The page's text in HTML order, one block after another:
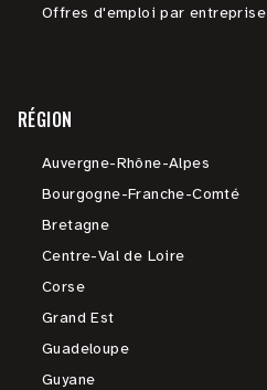
Offres d'emploi par entreprise
RÉGION
Auvergne-Rhône-Alpes
Bourgogne-Franche-Comté
Bretagne
Centre-Val de Loire
Corse
Grand Est
Guadeloupe
Guyane